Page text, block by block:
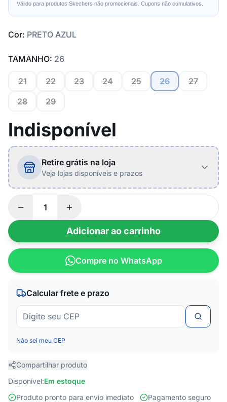
Válido para produtos Skechers não promocionais. Cupons não cumulativos.
Cor: PRETO AZUL
TAMANHO: 26
21 22 23 24 25 26
27
28
29
Indisponível
Retire grátis na loja
Veja lojas disponíveis e prazos
Adicionar ao carrinho
Compre no WhatsApp
Calcular frete e prazo
Não sei meu CEP
Compartilhar produto
Disponível:Em estoque
Produto pronto para envio imediato
Pagamento seguro